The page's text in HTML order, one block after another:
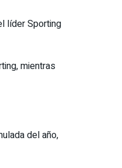
líder Sporting
mientras
del año,